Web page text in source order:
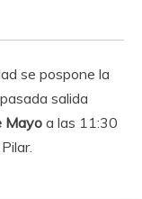
se pospone la
salida
Mayo a las 11:30